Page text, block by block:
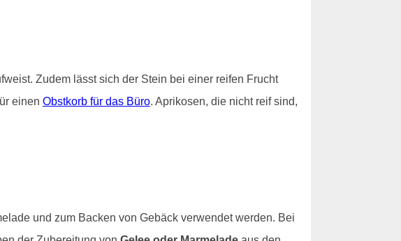
Zudem lässt sich der Stein bei einer reifen Frucht
einen Obstkorb für das Büro. Aprikosen, die nicht reif sind,
und zum Backen von Gebäck verwendet werden. Bei